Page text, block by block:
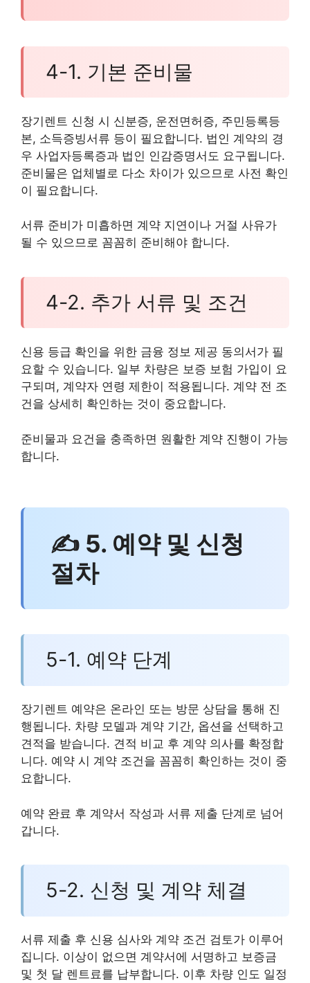
4-1. 기본 준비물
장기렌트 신청 시 신분증, 운전면허증, 주민등록등
본, 소득증빙서류 등이 필요합니다. 법인 계약의 경
우 사업자등록증과 법인 인감증명서도 요구됩니다.
준비물은 업체별로 다소 차이가 있으므로 사전 확인
이 필요합니다.
서류 준비가 미흡하면 계약 지연이나 거절 사유가
될 수 있으므로 꼼꼼히 준비해야 합니다.
4-2. 추가 서류 및 조건
신용 등급 확인을 위한 금융 정보 제공 동의서가 필
요할 수 있습니다. 일부 차량은 보증 보험 가입이 요
구되며, 계약자 연령 제한이 적용됩니다. 계약 전 조
건을 상세히 확인하는 것이 중요합니다.
준비물과 요건을 충족하면 원활한 계약 진행이 가능
합니다.
✍ 5. 예약 및 신청
절차
5-1. 예약 단계
장기렌트 예약은 온라인 또는 방문 상담을 통해 진
행됩니다. 차량 모델과 계약 기간, 옵션을 선택하고
견적을 받습니다. 견적 비교 후 계약 의사를 확정합
니다. 예약 시 계약 조건을 꼼꼼히 확인하는 것이 중
요합니다.
예약 완료 후 계약서 작성과 서류 제출 단계로 넘어
갑니다.
5-2. 신청 및 계약 체결
서류 제출 후 신용 심사와 계약 조건 검토가 이루어
집니다. 이상이 없으면 계약서에 서명하고 보증금
및 첫 달 렌트료를 납부합니다. 이후 차량 인도 일정